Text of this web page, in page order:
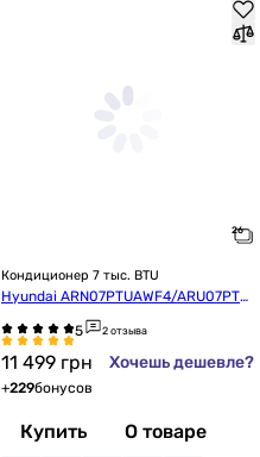
Кондиционер 7 тыс. BTU
Hyundai ARN07PTUAWF4/ARU07PTU
2 отзыва
11 499 грн Хочешь дешевле?
+229бонусов
Купить О товаре